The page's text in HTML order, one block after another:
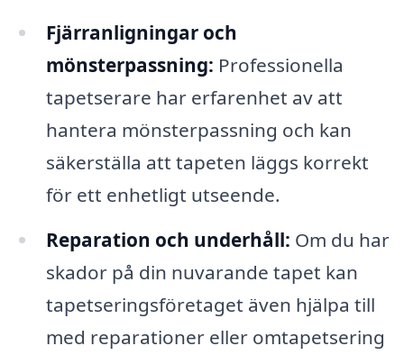
Fjärranligningar och
mönsterpassning: Professionella
tapetserare har erfarenhet av att
hantera mönsterpassning och kan
säkerställa att tapeten läggs korrekt
för ett enhetligt utseende.
Reparation och underhåll: Om du har
skador på din nuvarande tapet kan
tapetseringsföretaget även hjälpa till
med reparationer eller omtapetsering